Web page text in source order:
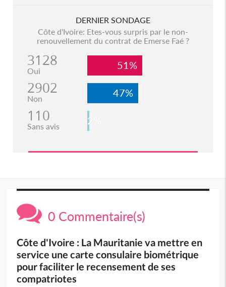
DERNIER SONDAGE
Côte d'Ivoire: Etes-vous surpris par le non-
renouvellement du contrat de Emerse Faé ?
3128
Oui 51%
2902
Non 47%
110
Sans avis 2%
0 Commentaire(s)
Côte d'Ivoire : La Mauritanie va mettre en
service une carte consulaire biométrique
pour faciliter le recensement de ses
compatriotes